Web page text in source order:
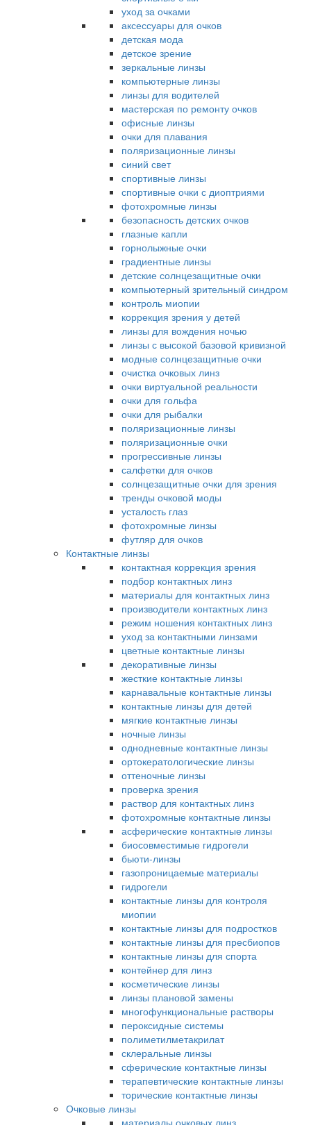
уход за очками
аксессуары для очков
детская мода
детское зрение
зеркальные линзы
компьютерные линзы
линзы для водителей
мастерская по ремонту очков
офисные линзы
очки для плавания
поляризационные линзы
синий свет
спортивные линзы
спортивные очки с диоптриями
фотохромные линзы
безопасность детских очков
глазные капли
горнолыжные очки
градиентные линзы
детские солнцезащитные очки
компьютерный зрительный синдром
контроль миопии
коррекция зрения у детей
линзы для вождения ночью
линзы с высокой базовой кривизной
модные солнцезащитные очки
очистка очковых линз
очки виртуальной реальности
очки для гольфа
очки для рыбалки
поляризационные линзы
поляризационные очки
прогрессивные линзы
салфетки для очков
солнцезащитные очки для зрения
тренды очковой моды
усталость глаз
фотохромные линзы
футляр для очков
Контактные линзы
контактная коррекция зрения
подбор контактных линз
материалы для контактных линз
производители контактных линз
режим ношения контактных линз
уход за контактными линзами
цветные контактные линзы
декоративные линзы
жесткие контактные линзы
карнавальные контактные линзы
контактные линзы для детей
мягкие контактные линзы
ночные линзы
однодневные контактные линзы
ортокератологические линзы
оттеночные линзы
проверка зрения
раствор для контактных линз
фотохромные контактные линзы
асферические контактные линзы
биосовместимые гидрогели
бьюти-линзы
газопроницаемые материалы
гидрогели
контактные линзы для контроля
миопии
контактные линзы для подростков
контактные линзы для пресбиопов
контактные линзы для спорта
контейнер для линз
косметические линзы
линзы плановой замены
многофункциональные растворы
пероксидные системы
полиметилметакрилат
склеральные линзы
сферические контактные линзы
терапевтические контактные линзы
торические контактные линзы
Очковые линзы